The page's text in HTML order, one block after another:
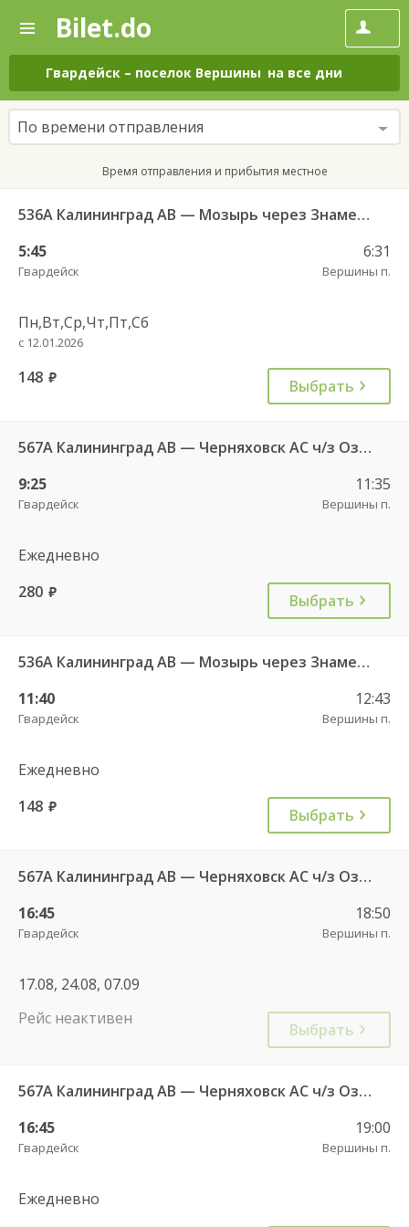
—
Поиск
и
покупка
билетов
на
автобус
онлайн
Bilet.do
Гвардейск – поселок Вершины на все дни
По времени отправления
Время отправления и прибытия местное
536А Калининград АВ — Мозырь через Знаменск
5:45
Гвардейск
6:31
Вершины п.
Пн,Вт,Ср,Чт,Пт,Сб
с 12.01.2026
148 руб. Выбрать
567А Калининград АВ — Черняховск АС ч/з Озерки п., Правдинск КДП, Железнодорожный КДП
9:25
Гвардейск
11:35
Вершины п.
Ежедневно
280 руб. Выбрать
536А Калининград АВ — Мозырь через Знаменск
11:40
Гвардейск
12:43
Вершины п.
Ежедневно
148 руб. Выбрать
567А Калининград АВ — Черняховск АС ч/з Озерки п., Правдинск КДП, Железнодорожный КДП
16:45
Гвардейск
18:50
Вершины п.
17.08, 24.08, 07.09
Рейс неактивен
Выбрать
567А Калининград АВ — Черняховск АС ч/з Озерки п., Правдинск КДП, Железнодорожный КДП
16:45
Гвардейск
19:00
Вершины п.
Ежедневно